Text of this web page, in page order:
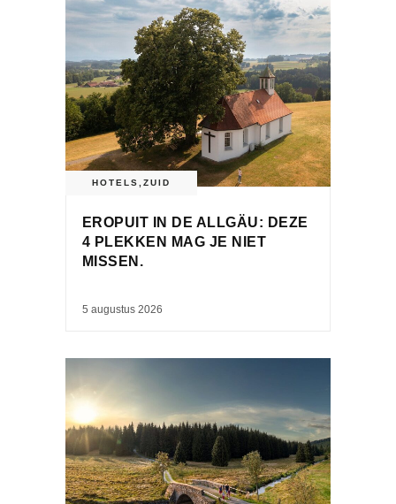
HOTELS ZUID
EROPUIT IN DE ALLGÄU: DEZE
4 PLEKKEN MAG JE NIET
MISSEN.
5 augustus 2026